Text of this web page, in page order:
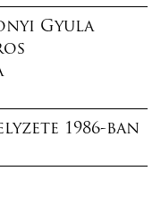
Gyula
1986-ban